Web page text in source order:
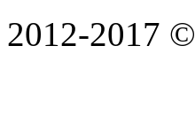
2012-2017 ©